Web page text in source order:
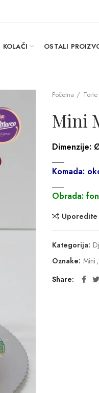
KOLAČI OSTALI
Početna Torte
Mini
Dimenzije:
___
Komada:
Obrada:
Uporedite
Kategorija:
Oznake: Mini ,
Share